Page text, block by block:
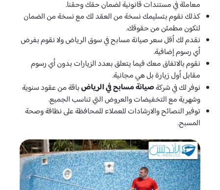
معاملة في مستندات قانونية لضمان حقك وحقنا.
كذلك نقوم بتسليمك نسخة من العقد لك مع نسخة من الضمان
لتكون مطمئن من حقوقك.
نقدم لك أقل سعر صيانة مسابح في سوق الرياض ولا نقوم بفرض
أي رسوم إضافية.
نقوم بالاتفاق معك فيما يتعلق بعدد الزيارات بدون أي رسوم
مقابل أول زيارة بل هي مجانية.
نوفر لك في شركةصيانة مسابح في الرياضباقة من عقود سنوية
وشهرية مع التخفيضات والعروض التي تناسب الجميع.
توفير النصائح والارشادات للعملاء للمحافظة على نظافة وصحة
المسبح.